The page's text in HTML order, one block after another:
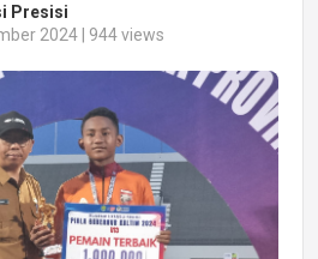
Presisi
2024 | 944 views